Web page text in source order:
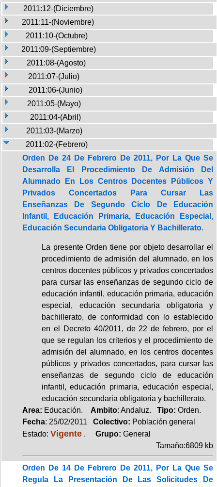
2011:12-(Diciembre)
2011:11-(Noviembre)
2011:10-(Octubre)
2011:09-(Septiembre)
2011:08-(Agosto)
2011:07-(Julio)
2011:06-(Junio)
2011:05-(Mayo)
2011:04-(Abril)
2011:03-(Marzo)
2011:02-(Febrero)
Orden De 24 De Febrero De 2011, Por La Que Se
Desarrolla El Procedimiento De Admisión Del
Alumnado En Los Centros Docentes Públicos Y
Privados Concertados Para Cursar Las
Enseñanzas De Segundo Ciclo De Educación
Infantil, Educación Primaria, Educación Especial,
Educación Secundaria Obligatoria Y Bachillerato.
La presente Orden tiene por objeto desarrollar el
procedimiento de admisión del alumnado, en los
centros docentes públicos y privados concertados
para cursar las enseñanzas de segundo ciclo de
educación infantil, educación primaria, educación
especial, educación secundaria obligatoria y
bachillerato, de conformidad con lo establecido
en el Decreto 40/2011, de 22 de febrero, por el
que se regulan los criterios y el procedimiento de
admisión del alumnado, en los centros docentes
públicos y privados concertados, para cursar las
enseñanzas de segundo ciclo de educación
infantil, educación primaria, educación especial,
educación secundaria obligatoria y bachillerato.
Area: Educación. Ambito: Andaluz. Tipo: Orden.
Fecha: 25/02/2011 Colectivo: Población general
Estado: Vigente . Grupo: General
Tamaño:6809 kb
Orden De 14 De Febrero De 2011, Por La Que Se
Regula La Presentación De Las Solicitudes De